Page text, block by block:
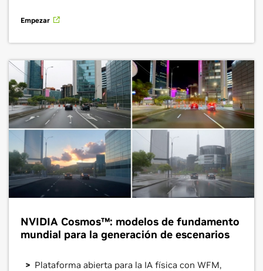
Empezar
NVIDIA Cosmos™: modelos de fundamento
mundial para la generación de escenarios
Plataforma abierta para la IA física con WFM,